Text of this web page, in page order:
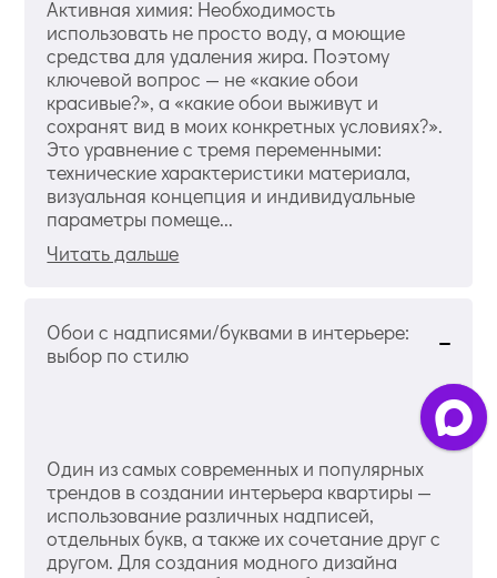
Активная химия: Необходимость
использовать не просто воду, а моющие
средства для удаления жира. Поэтому
ключевой вопрос — не «какие обои
красивые?», а «какие обои выживут и
сохранят вид в моих конкретных условиях?».
Это уравнение с тремя переменными:
технические характеристики материала,
визуальная концепция и индивидуальные
параметры помеще...
Читать дальше
Обои с надписями/буквами в интерьере:
выбор по стилю
Один из самых современных и популярных
трендов в создании интерьера квартиры —
использование различных надписей,
отдельных букв, а также их сочетание друг с
другом. Для создания модного дизайна